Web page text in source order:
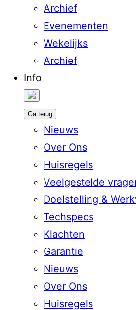
Archief
Evenementen
Wekelijks
Archief
Info
Ga terug
Nieuws
Over Ons
Huisregels
Veelgestelde
Doelstelling &
Techspecs
Klachten
Garantie
Nieuws
Over Ons
Huisregels